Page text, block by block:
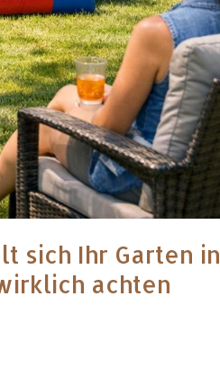
sich Ihr Garten in
achten